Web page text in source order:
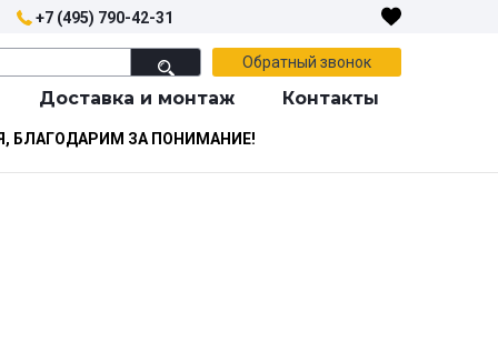
+7 (495) 790-42-31
Обратный звонок
Доставка и монтаж Контакты
БЛАГОДАРИМ ЗА ПОНИМАНИЕ!